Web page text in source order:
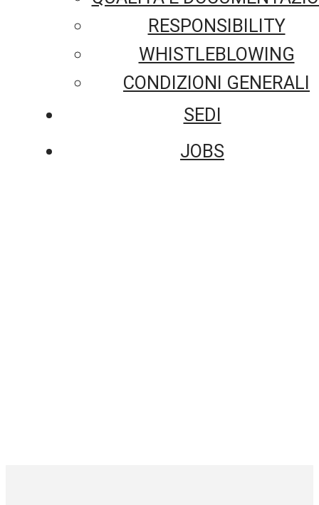
RESPONSIBILITY
WHISTLEBLOWING
CONDIZIONI GENERALI
SEDI
JOBS